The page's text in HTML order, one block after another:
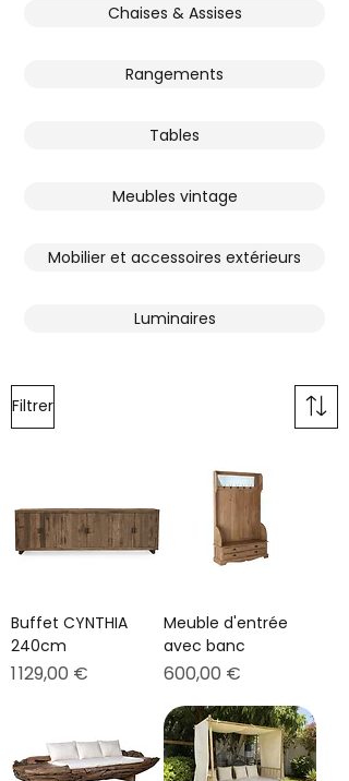
Chaises & Assises
Rangements
Tables
Meubles vintage
Mobilier et accessoires extérieurs
Luminaires
Filtrer
Buffet CYNTHIA
240cm
Prix
1 129,00 €
Meuble d'entrée
avec banc
Prix
600,00 €